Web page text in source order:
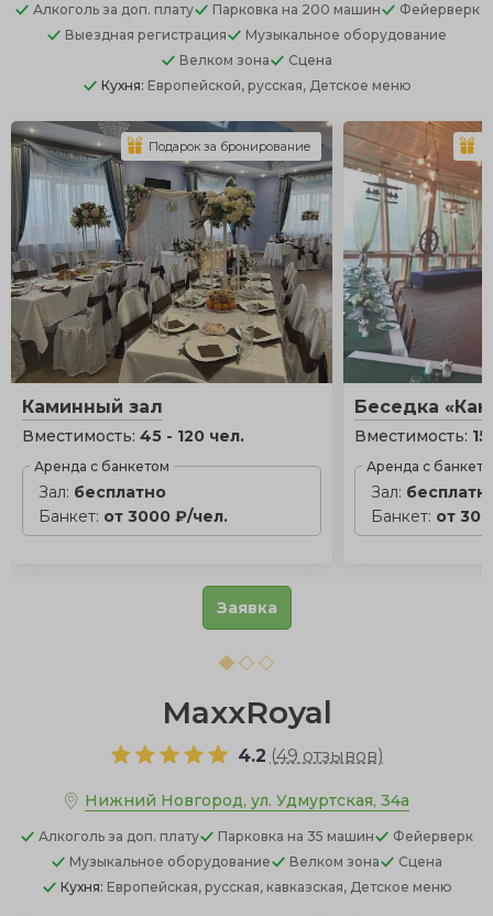
Алкоголь за доп. плату Парковка на 200 машин
Фейерверк
Выездная регистрация
Музыкальное оборудование
Велком зона
Сцена
Кухня: Европейской, русская, Детское меню
Каминный зал
Вместимость: 45 - 120 чел.
Аренда с банкетом
Зал: бесплатно
Банкет: от 3000 ₽/чел.
Подарок за бронирование
Беседка
Вместимость:
Аренда с
Зал:
Банкет: от
Заявка
MaxxRoyal
4.2 (49 отзывов)
Нижний Новгород, ул. Удмуртская, 34а
Алкоголь за доп. плату Парковка на 35 машин
Фейерверк
Музыкальное оборудование
Велком зона
Сцена
Кухня: Европейская, русская, кавказская, Детское меню